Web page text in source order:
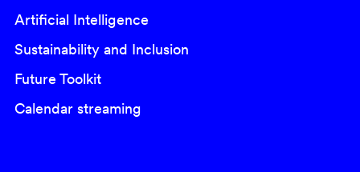
Artificial Intelligence
Sustainability and Inclusion
Future Toolkit
Calendar streaming